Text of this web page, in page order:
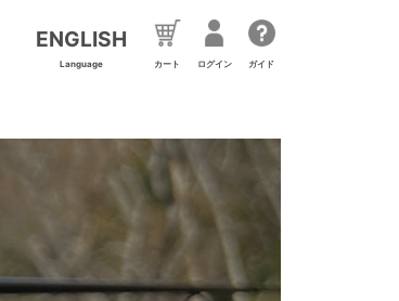
ENGLISH
Language カート ログイン ガイド